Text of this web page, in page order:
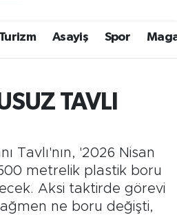
Turizm Asayiş Spor
TAVLI
Tavlı'nın, '2026 Nisan
metrelik plastik boru
Aksi taktirde görevi
ne boru değişti,